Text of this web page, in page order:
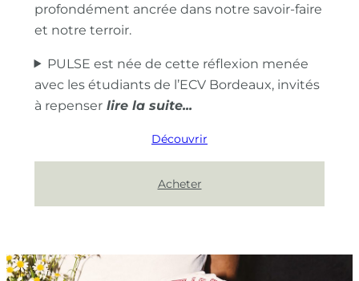
profondément ancrée dans notre savoir-faire
et notre terroir.
PULSE est née de cette réflexion menée
avec les étudiants de l’ECV Bordeaux, invités
à repenser
Découvrir
Acheter